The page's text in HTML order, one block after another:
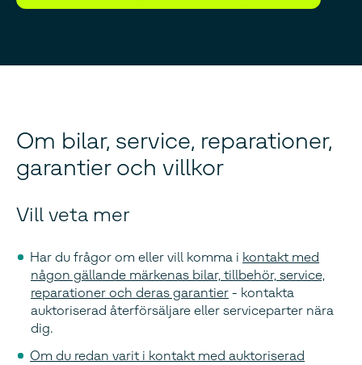
Om bilar, service, reparationer,
garantier och villkor
Vill veta mer
Har du frågor om eller vill komma i kontakt med
någon gällande märkenas bilar, tillbehör, service,
reparationer och deras garantier - kontakta
auktoriserad återförsäljare eller serviceparter nära
dig.
Om du redan varit i kontakt med auktoriserad